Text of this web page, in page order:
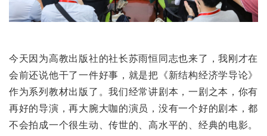
今天因为高教出版社的社长苏雨恒同志也来了，我刚才在
会前还说他干了一件好事，就是把《新结构经济学导论》
作为系列教材出版了。我们经常讲剧本，一剧之本，你有
再好的导演，再大腕大咖的演员，没有一个好的剧本，都
不会拍成一个很生动、传世的、高水平的、经典的电影。